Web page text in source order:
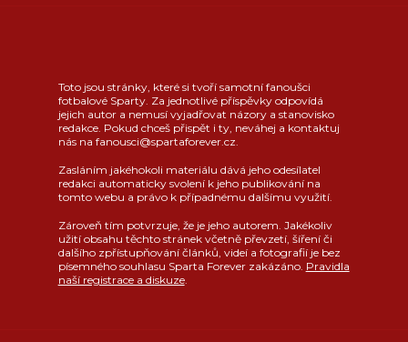
Toto jsou stránky, které si tvoří samotní fanoušci
fotbalové Sparty. Za jednotlivé příspěvky odpovídá
jejich autor a nemusí vyjadřovat názory a stanovisko
redakce. Pokud chceš přispět i ty, neváhej a kontaktuj
nás na fanousci@spartaforever.cz.
Zasláním jakéhokoli materiálu dává jeho odesílatel
redakci automaticky svolení k jeho publikování na
tomto webu a právo k případnému dalšímu využití.
Zároveň tím potvrzuje, že je jeho autorem. Jakékoliv
užití obsahu těchto stránek včetně převzetí, šíření či
dalšího zpřístupňování článků, videí a fotografií je bez
písemného souhlasu Sparta Forever zakázáno. Pravidla
naší registrace a diskuze.